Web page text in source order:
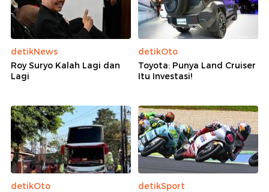
detikNews
Roy Suryo Kalah Lagi dan
Lagi
detikOto
Toyota: Punya Land Cruiser
Itu Investasi!
detikOto
detikSport